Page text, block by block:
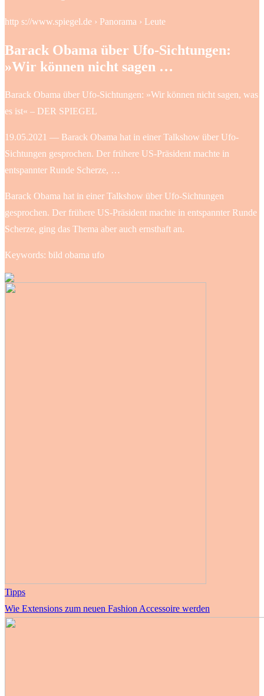
http s://www.spiegel.de › Panorama › Leute
Barack Obama über Ufo-Sichtungen:
»Wir können nicht sagen …
Barack Obama über Ufo-Sichtungen: »Wir können nicht sagen, was
es ist« – DER SPIEGEL
19.05.2021 — Barack Obama hat in einer Talkshow über Ufo-
Sichtungen gesprochen. Der frühere US-Präsident machte in
entspannter Runde Scherze, …
Barack Obama hat in einer Talkshow über Ufo-Sichtungen
gesprochen. Der frühere US-Präsident machte in entspannter Runde
Scherze, ging das Thema aber auch ernsthaft an.
Keywords: bild obama ufo
Tipps
Wie Extensions zum neuen Fashion Accessoire werden